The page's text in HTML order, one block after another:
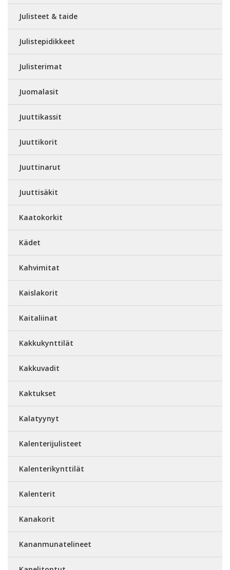
Julisteet & taide
Julistepidikkeet
Julisterimat
Juomalasit
Juuttikassit
Juuttikorit
Juuttinarut
Juuttisäkit
Kaatokorkit
Kädet
Kahvimitat
Kaislakorit
Kaitaliinat
Kakkukynttilät
Kakkuvadit
Kaktukset
Kalatyynyt
Kalenterijulisteet
Kalenterikynttilät
Kalenterit
Kanakorit
Kananmunatelineet